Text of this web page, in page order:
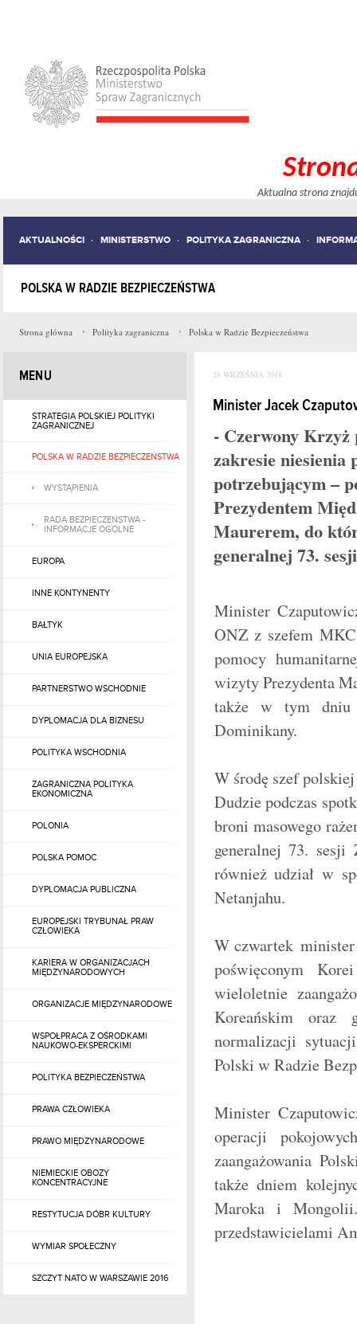
Aktualna strona
AKTUALNOŚCI MINISTERSTWO POLITYKA ZAGRANICZNA
POLSKA W RADZIE BEZPIECZEŃSTWA
Strona główna Polityka zagraniczna Polska w Radzie Bezpieczeństwa
MENU
STRATEGIA POLSKIEJ POLITYKI
ZAGRANICZNEJ
POLSKA W RADZIE BEZPIECZEŃSTWA
WYSTĄPIENIA
RADA BEZPIECZEŃSTWA -
INFORMACJE OGÓLNE
EUROPA
INNE KONTYNENTY
BAŁTYK
UNIA EUROPEJSKA
PARTNERSTWO WSCHODNIE
DYPLOMACJA DLA BIZNESU
POLITYKA WSCHODNIA
ZAGRANICZNA POLITYKA
EKONOMICZNA
POLONIA
POLSKA POMOC
DYPLOMACJA PUBLICZNA
EUROPEJSKI TRYBUNAŁ PRAW
CZŁOWIEKA
KARIERA W ORGANIZACJACH
MIĘDZYNARODOWYCH
ORGANIZACJE MIĘDZYNARODOWE
WSPOŁPRACA Z OŚRODKAMI
NAUKOWO-EKSPERCKIMI
POLITYKA BEZPIECZEŃSTWA
PRAWA CZŁOWIEKA
PRAWO MIĘDZYNARODOWE
NIEMIECKIE OBOZY
KONCENTRACYJNE
RESTYTUCJA DÓBR KULTURY
WYMIAR SPOŁECZNY
SZCZYT NATO W WARSZAWIE 2016
28 WRZEŚNIA 2018
Minister Jacek
- Czerwony Krzyż
zakresie niesienia
potrzebującym –
Prezydentem
Maurerem, do
generalnej 73.
Minister
ONZ z szefem
pomocy
wizyty Prezydenta
także w tym dniu
Dominikany.
W środę szef
Dudzie podczas
broni masowego
generalnej 73. sesji
również udział w
Netanjahu.
W czwartek
poświęconym
wieloletnie
Koreańskim oraz
normalizacji
Polski w Radzie
Minister
operacji
zaangażowania
także dniem
Maroka i
przedstawicielami